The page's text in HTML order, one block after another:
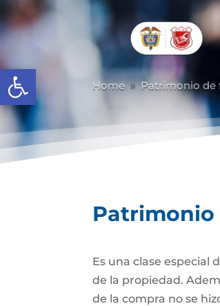
Abrir barra de herramientas
Home 9 Patrimonio de
Es una clase especial
de la propiedad.
de la compra no se